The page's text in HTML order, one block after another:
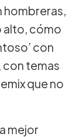
hombreras,
alto, cómo
con
con temas
que no
mejor